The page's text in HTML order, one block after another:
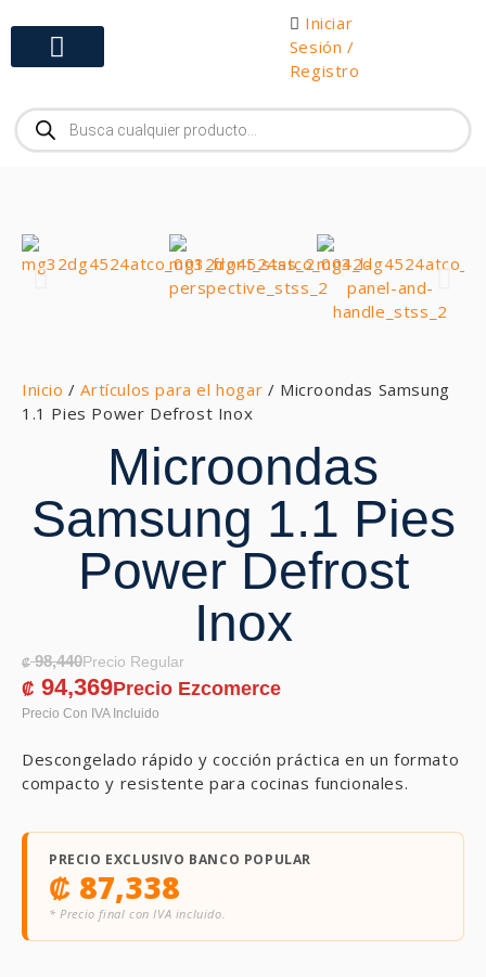
Iniciar
Sesión /
Registro
Inicio /Artículos para el hogar / Microondas Samsung
1.1 Pies Power Defrost Inox
Microondas
Samsung 1.1 Pies
Power Defrost
Inox
₡98,440
₡ 94,369
Descongelado rápido y cocción práctica en un formato
compacto y resistente para cocinas funcionales.
PRECIO EXCLUSIVO BANCO POPULAR
₡ 87,338
* Precio final con IVA incluido.